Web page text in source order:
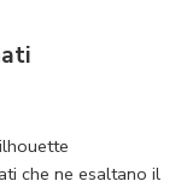
che ne esaltano il